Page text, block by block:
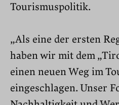
Tourismuspolitik.
„Als eine der ersten
haben wir mit dem
einen neuen Weg im
eingeschlagen. Unser